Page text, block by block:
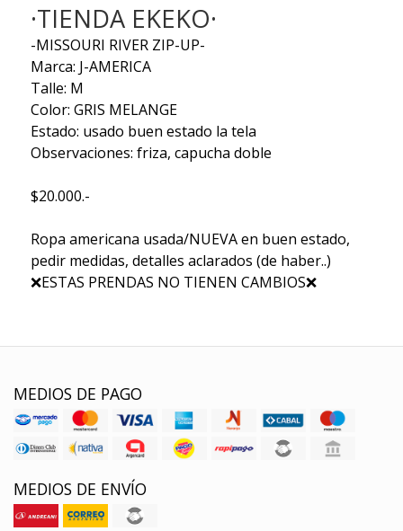
·TIENDA EKEKO·
-MISSOURI RIVER ZIP-UP-
Marca: J-AMERICA
Talle: M
Color: GRIS MELANGE
Estado: usado buen estado la tela
Observaciones: friza, capucha doble
$20.000.-
Ropa americana usada/NUEVA en buen estado,
pedir medidas, detalles aclarados (de haber..)
❌ESTAS PRENDAS NO TIENEN CAMBIOS❌
MEDIOS DE PAGO
MEDIOS DE ENVÍO